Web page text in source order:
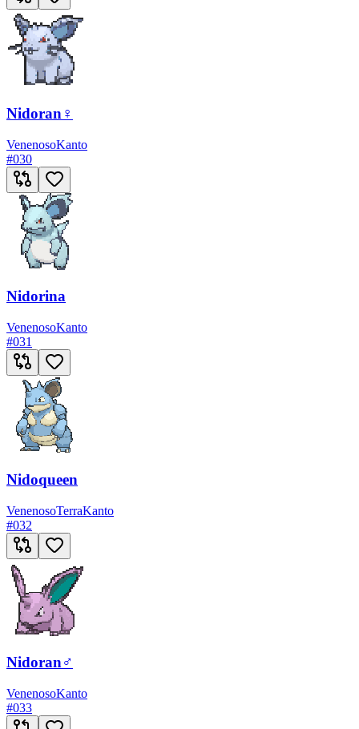
Nidoran♀
VenenosoKanto
#030
Nidorina
VenenosoKanto
#031
Nidoqueen
VenenosoTerraKanto
#032
Nidoran♂
VenenosoKanto
#033